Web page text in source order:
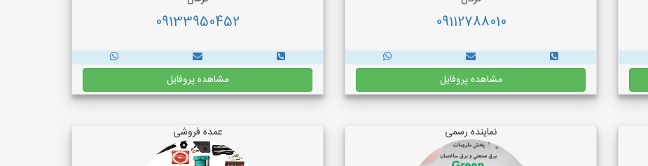
09112788010
مشاهده پروفایل
09133950452
مشاهده پروفایل
نماینده رسمی عمده فروشی